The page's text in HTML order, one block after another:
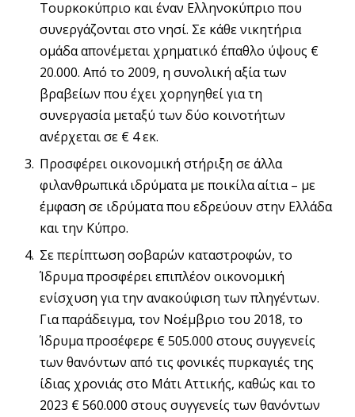
Τουρκοκύπριο και έναν Ελληνοκύπριο που
συνεργάζονται στο νησί. Σε κάθε νικητήρια
ομάδα απονέμεται χρηματικό έπαθλο ύψους €
20.000. Από το 2009, η συνολική αξία των
βραβείων που έχει χορηγηθεί για τη
συνεργασία μεταξύ των δύο κοινοτήτων
ανέρχεται σε € 4 εκ.
Προσφέρει οικονομική στήριξη σε άλλα
φιλανθρωπικά ιδρύματα με ποικίλα αίτια – με
έμφαση σε ιδρύματα που εδρεύουν στην Ελλάδα
και την Κύπρο.
Σε περίπτωση σοβαρών καταστροφών, το
Ίδρυμα προσφέρει επιπλέον οικονομική
ενίσχυση για την ανακούφιση των πληγέντων.
Για παράδειγμα, τον Νοέμβριο του 2018, το
Ίδρυμα προσέφερε € 505.000 στους συγγενείς
των θανόντων από τις φονικές πυρκαγιές της
ίδιας χρονιάς στο Μάτι Αττικής, καθώς και το
2023 € 560.000 στους συγγενείς των θανόντων